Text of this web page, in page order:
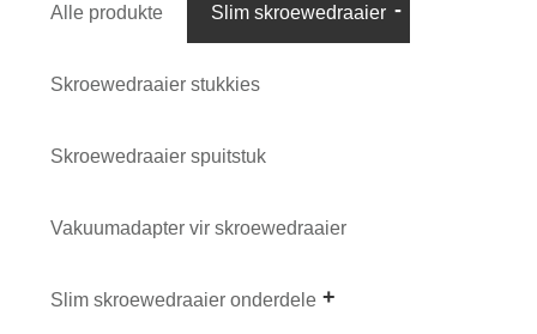
Alle produkte Slim skroewedraaier
Skroewedraaier stukkies
Skroewedraaier spuitstuk
Vakuumadapter vir skroewedraaier
Slim skroewedraaier onderdele